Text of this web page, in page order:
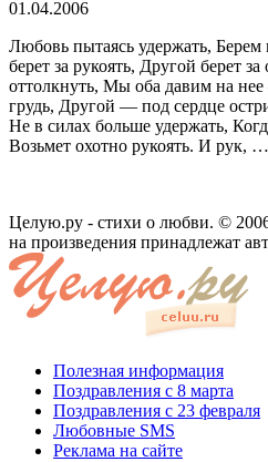
01.04.2006
Любовь пытаясь удержать,
берет за рукоять, Другой берет
оттолкнуть, Мы оба давим на
грудь, Другой — под сердце
Не в силах больше удержать,
Возьмет охотно рукоять. И рук, …
Целую.ру - стихи о любви. ©
на произведения принадлежат
Полезная информация
Поздравления с 8 марта
Поздравления с 23 февраля
Любовные SMS
Реклама на сайте